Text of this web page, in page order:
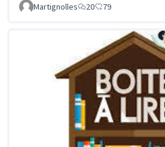
Martignolles
20 79